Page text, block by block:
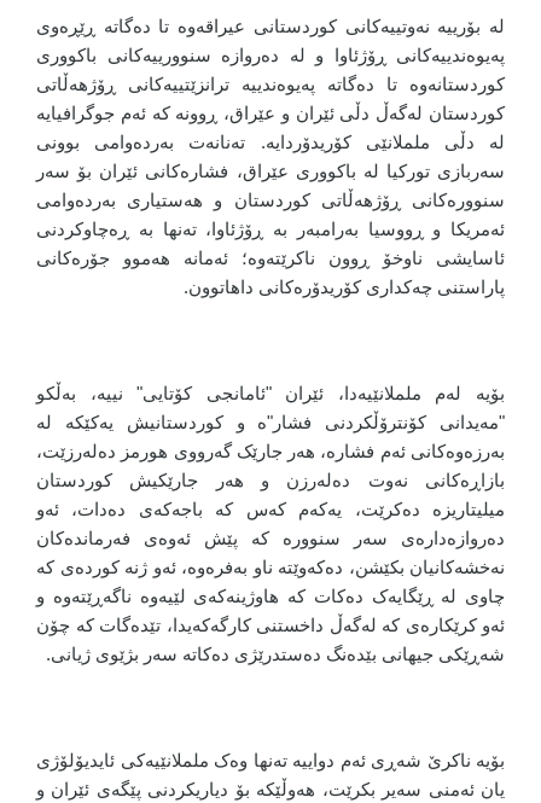
لە بۆرییە نەوتییەکانی کوردستانی عیراقەوە تا دەگاتە ڕێڕەوی
پەیوەندییەکانی ڕۆژئاوا و لە دەروازە سنوورییەکانی باکووری
کوردستانەوە تا دەگاتە پەیوەندییە ترانزێتییەکانی ڕۆژهەڵاتی
کوردستان لەگەڵ دڵی ئێران و عێراق، ڕوونە کە ئەم جوگرافیایە
لە دڵی ململانێی کۆریدۆردایە. تەنانەت بەردەوامی بوونی
سەربازی تورکیا لە باکووری عێراق، فشارەکانی ئێران بۆ سەر
سنوورەکانی ڕۆژهەڵاتی کوردستان و هەستیاری بەردەوامی
ئەمریکا و ڕووسیا بەرامبەر بە ڕۆژئاوا، تەنها بە ڕەچاوکردنی
ئاسایشی ناوخۆ ڕوون ناکرێتەوە؛ ئەمانە هەموو جۆرەکانی
پاراستنی چەکداری کۆریدۆرەکانی داهاتوون.
بۆیە لەم ململانێیەدا، ئێران "ئامانجی کۆتایی" نییە، بەڵکو
"مەیدانی کۆنترۆڵکردنی فشار"ە و کوردستانیش یەکێکە لە
بەرزەوەکانی ئەم فشارە، هەر جارێک گەرووی هورمز دەلەرزێت،
بازاڕەکانی نەوت دەلەرزن و هەر جارێکیش کوردستان
میلیتاریزە دەکرێت، یەکەم کەس کە باجەکەی دەدات، ئەو
دەروازەدارەی سەر سنوورە کە پێش ئەوەی فەرماندەکان
نەخشەکانیان بکێشن، دەکەوێتە ناو بەفرەوە، ئەو ژنە کوردەی کە
چاوی لە ڕێگایەک دەکات کە هاوژینەکەی لێیەوە ناگەڕێتەوە و
ئەو کرێکارەی کە لەگەڵ داخستنی کارگەکەیدا، تێدەگات کە چۆن
شەڕێکی جیهانی بێدەنگ دەستدرێژی دەکاتە سەر بژێوی ژیانی.
بۆیە ناکرێ شەڕی ئەم دواییە تەنها وەک ململانێیەکی ئایدیۆلۆژی
یان ئەمنی سەیر بکرێت، هەوڵێکە بۆ دیاریکردنی پێگەی ئێران و